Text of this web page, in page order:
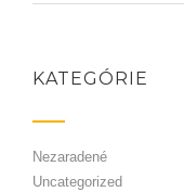
KATEGÓRIE
Nezaradené
Uncategorized